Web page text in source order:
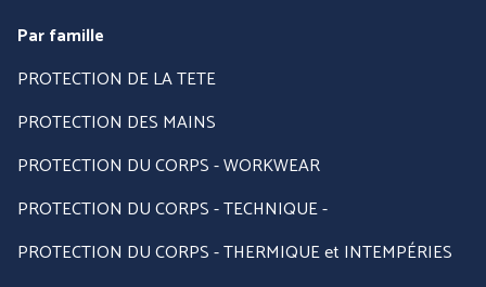
Par famille
PROTECTION DE LA TETE
PROTECTION DES MAINS
PROTECTION DU CORPS - WORKWEAR
PROTECTION DU CORPS - TECHNIQUE -
PROTECTION DU CORPS - THERMIQUE et INTEMPÉRIES